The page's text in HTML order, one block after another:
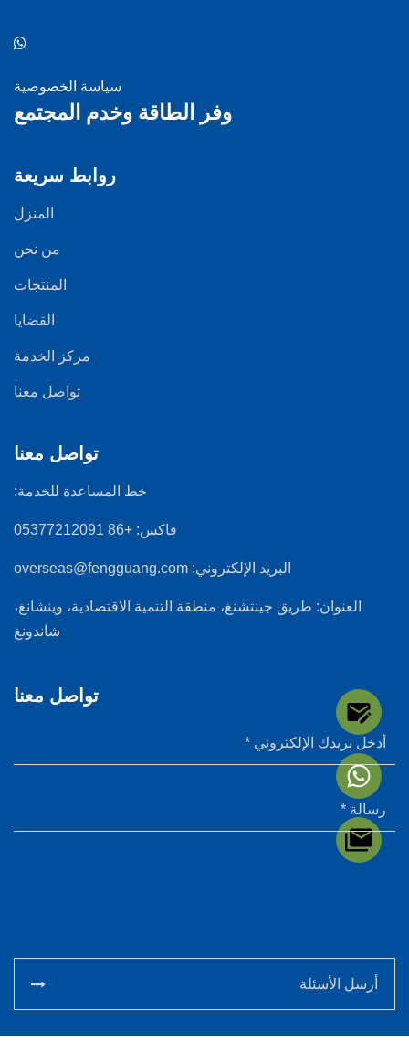
سياسة الخصوصية
وفر الطاقة وخدم المجتمع
روابط سريعة
المنزل
من نحن
المنتجات
القضايا
مركز الخدمة
تواصل معنا
تواصل معنا
خط المساعدة للخدمة:
فاكس: +86 05377212091
البريد الإلكتروني: overseas@fengguang.com
العنوان: طريق جينتشنغ، منطقة التنمية الاقتصادية، وينشانغ،
شاندونغ
تواصل معنا
أرسل الأسئلة